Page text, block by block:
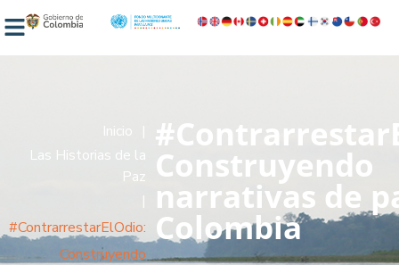
Construyendo
narrativas de
Colombia
Inicio |
Las Historias de la
Paz
|
#ContrarrestarElOdio:
Construyendo